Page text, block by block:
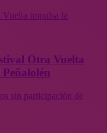
Vuelta impulsa la
Otra Vuelta
sin participación de